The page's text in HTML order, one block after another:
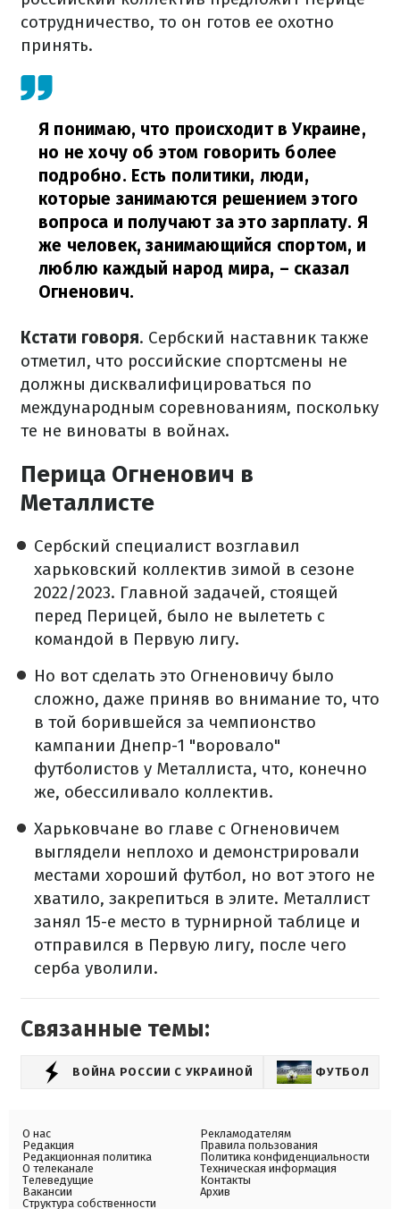
сотрудничество, то он готов ее охотно
принять.
Я понимаю, что происходит в Украине,
но не хочу об этом говорить более
подробно. Есть политики, люди,
которые занимаются решением этого
вопроса и получают за это зарплату. Я
же человек, занимающийся спортом, и
люблю каждый народ мира, – сказал
Огненович.
Кстати говоря. Сербский наставник также
отметил, что российские спортсмены не
должны дисквалифицироваться по
международным соревнованиям, поскольку
те не виноваты в войнах.
Перица Огненович в
Металлисте
Сербский специалист возглавил
харьковский коллектив зимой в сезоне
2022/2023. Главной задачей, стоящей
перед Перицей, было не вылететь с
командой в Первую лигу.
Но вот сделать это Огненовичу было
сложно, даже приняв во внимание то, что
в той борившейся за чемпионство
кампании Днепр-1 "воровало"
футболистов у Металлиста, что, конечно
же, обессиливало коллектив.
Харьковчане во главе с Огненовичем
выглядели неплохо и демонстрировали
местами хороший футбол, но вот этого не
хватило, закрепиться в элите. Металлист
занял 15-е место в турнирной таблице и
отправился в Первую лигу, после чего
серба уволили.
Связанные темы:
ВОЙНА РОССИИ С УКРАИНОЙ ФУТБОЛ
О нас
Редакция
Редакционная политика
О телеканале
Телеведущие
Вакансии
Структура собственности
Рекламодателям
Правила пользования
Политика конфиденциальности
Техническая информация
Контакты
Архив